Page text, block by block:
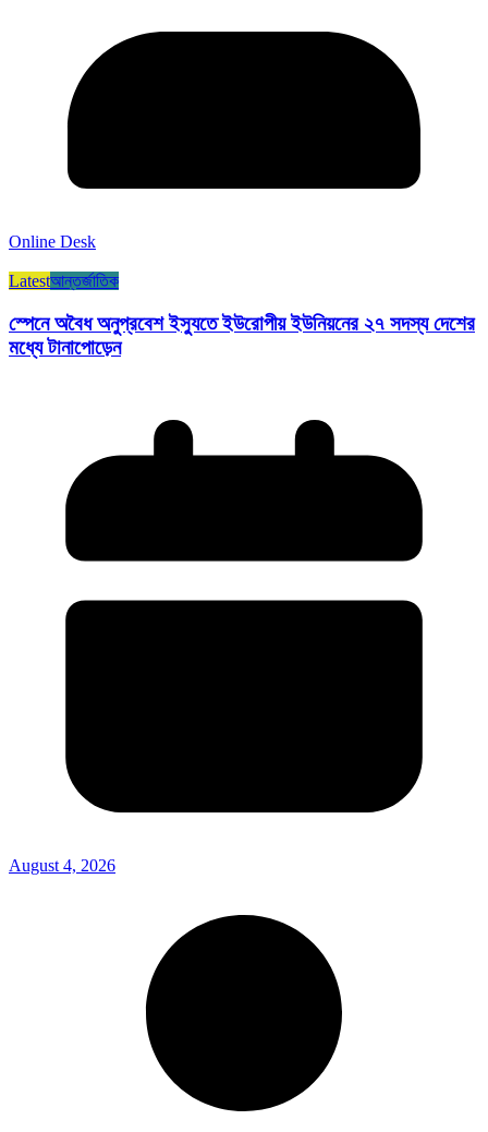
Online Desk
Latestআন্তর্জাতিক
স্পেনে অবৈধ অনুপ্রবেশ ইস্যুতে ইউরোপীয় ইউনিয়নের ২৭ সদস্য দেশের
মধ্যে টানাপোড়েন
August 4, 2026